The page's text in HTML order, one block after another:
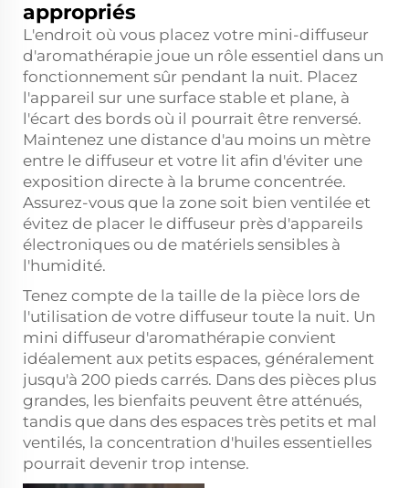
appropriés
L'endroit où vous placez votre mini-diffuseur
d'aromathérapie joue un rôle essentiel dans un
fonctionnement sûr pendant la nuit. Placez
l'appareil sur une surface stable et plane, à
l'écart des bords où il pourrait être renversé.
Maintenez une distance d'au moins un mètre
entre le diffuseur et votre lit afin d'éviter une
exposition directe à la brume concentrée.
Assurez-vous que la zone soit bien ventilée et
évitez de placer le diffuseur près d'appareils
électroniques ou de matériels sensibles à
l'humidité.
Tenez compte de la taille de la pièce lors de
l'utilisation de votre diffuseur toute la nuit. Un
mini diffuseur d'aromathérapie convient
idéalement aux petits espaces, généralement
jusqu'à 200 pieds carrés. Dans des pièces plus
grandes, les bienfaits peuvent être atténués,
tandis que dans des espaces très petits et mal
ventilés, la concentration d'huiles essentielles
pourrait devenir trop intense.